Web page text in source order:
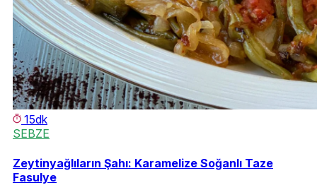
15dk
SEBZE
Zeytinyağlıların Şahı: Karamelize Soğanlı Taze
Fasulye